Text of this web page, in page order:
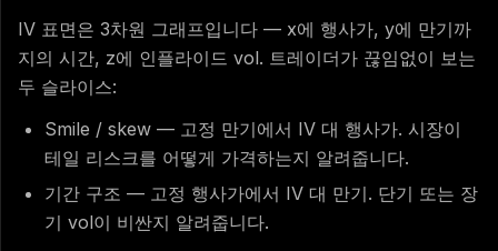
IV 표면은 3차원 그래프입니다 — x에 행사가, y에 만기까
지의 시간, z에 인플라이드 vol. 트레이더가 끊임없이 보는
두 슬라이스:
Smile / skew — 고정 만기에서 IV 대 행사가. 시장이
테일 리스크를 어떻게 가격하는지 알려줍니다.
기간 구조 — 고정 행사가에서 IV 대 만기. 단기 또는 장
기 vol이 비싼지 알려줍니다.